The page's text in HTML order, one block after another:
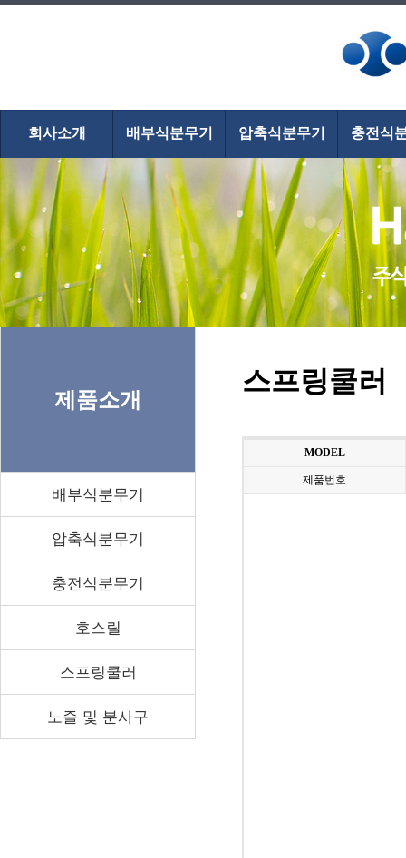
회사소개 배부식분무기 압축식분무기 충전식
제품소개
배부식분무기
압축식분무기
충전식분무기
호스릴
스프링쿨러
노즐 및 분사구
스프링쿨러
MODEL
제품번호